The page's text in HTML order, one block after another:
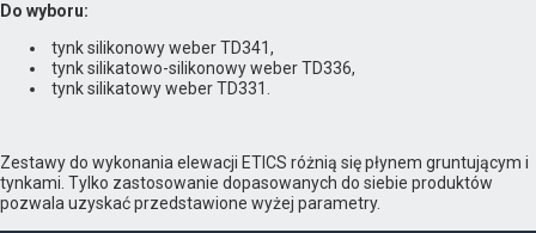
Do wyboru:
tynk silikonowy weber TD341,
tynk silikatowo-silikonowy weber TD336,
tynk silikatowy weber TD331.
Zestawy do wykonania elewacji ETICS różnią się płynem gruntującym i
tynkami. Tylko zastosowanie dopasowanych do siebie produktów
pozwala uzyskać przedstawione wyżej parametry.